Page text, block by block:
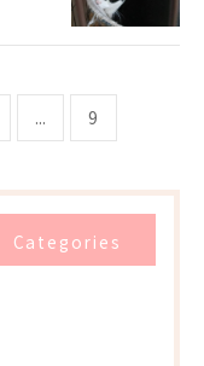
... 9
Categories